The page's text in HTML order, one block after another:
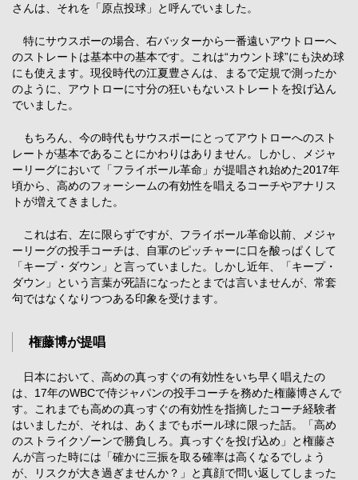
さんは、それを「原点投球」と呼んでいました。
特にサウスポーの場合、右バッターから一番遠いアウトローへ
のストレートは基本中の基本です。これは“カウント球”にも決め球
にも使えます。現役時代の江夏豊さんは、まるで定規で測ったか
のように、アウトローに寸分の狂いもないストレートを投げ込ん
でいました。
もちろん、今の時代もサウスポーにとってアウトローへのスト
レートが基本であることにかわりはありません。しかし、メジャ
ーリーグにおいて「フライボール革命」が提唱され始めた2017年
頃から、高めのフォーシームの有効性を唱えるコーチやアナリス
トが増えてきました。
これは右、左に限らずですが、フライボール革命以前、メジャ
ーリーグの投手コーチは、自軍のピッチャーに口を酸っぱくして
「キープ・ダウン」と言っていました。しかし近年、「キープ・
ダウン」という言葉が死語になったとまでは言いませんが、常套
句ではなくなりつつある印象を受けます。
権藤博が提唱
日本において、高めの真っすぐの有効性をいち早く唱えたの
は、17年のWBCで侍ジャパンの投手コーチを務めた権藤博さんで
す。これまでも高めの真っすぐの有効性を指摘したコーチ経験者
はいましたが、それは、あくまでもボール球に限った話。「高め
のストライクゾーンで勝負しろ。真っすぐを投げ込め」と権藤さ
んが言った時には「確かに三振を取る確率は高くなるでしょう
が、リスクが大き過ぎませんか？」と真顔で問い返してしまった